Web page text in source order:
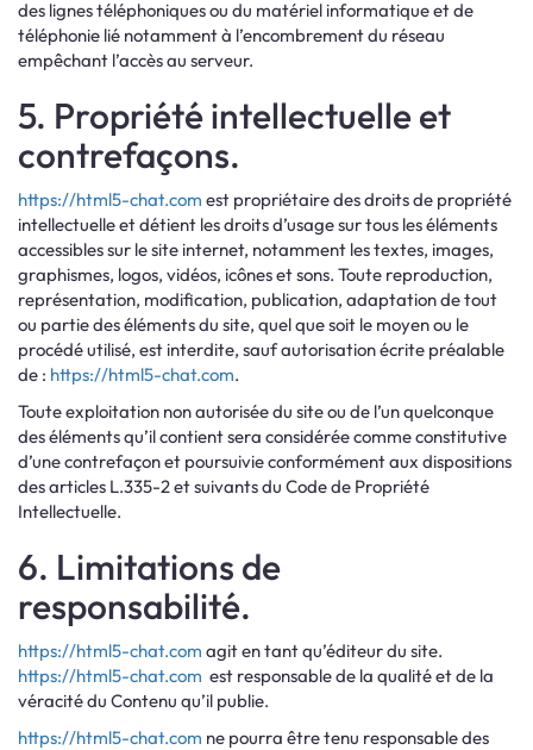
des lignes téléphoniques ou du matériel informatique et de
téléphonie lié notamment à l’encombrement du réseau
empêchant l’accès au serveur.
5. Propriété intellectuelle et
contrefaçons.
https://html5-chat.com est propriétaire des droits de propriété
intellectuelle et détient les droits d’usage sur tous les éléments
accessibles sur le site internet, notamment les textes, images,
graphismes, logos, vidéos, icônes et sons. Toute reproduction,
représentation, modification, publication, adaptation de tout
ou partie des éléments du site, quel que soit le moyen ou le
procédé utilisé, est interdite, sauf autorisation écrite préalable
de : https://html5-chat.com.
Toute exploitation non autorisée du site ou de l’un quelconque
des éléments qu’il contient sera considérée comme constitutive
d’une contrefaçon et poursuivie conformément aux dispositions
des articles L.335-2 et suivants du Code de Propriété
Intellectuelle.
6. Limitations de
responsabilité.
https://html5-chat.com agit en tant qu’éditeur du site.
https://html5-chat.com est responsable de la qualité et de la
véracité du Contenu qu’il publie.
https://html5-chat.com ne pourra être tenu responsable des